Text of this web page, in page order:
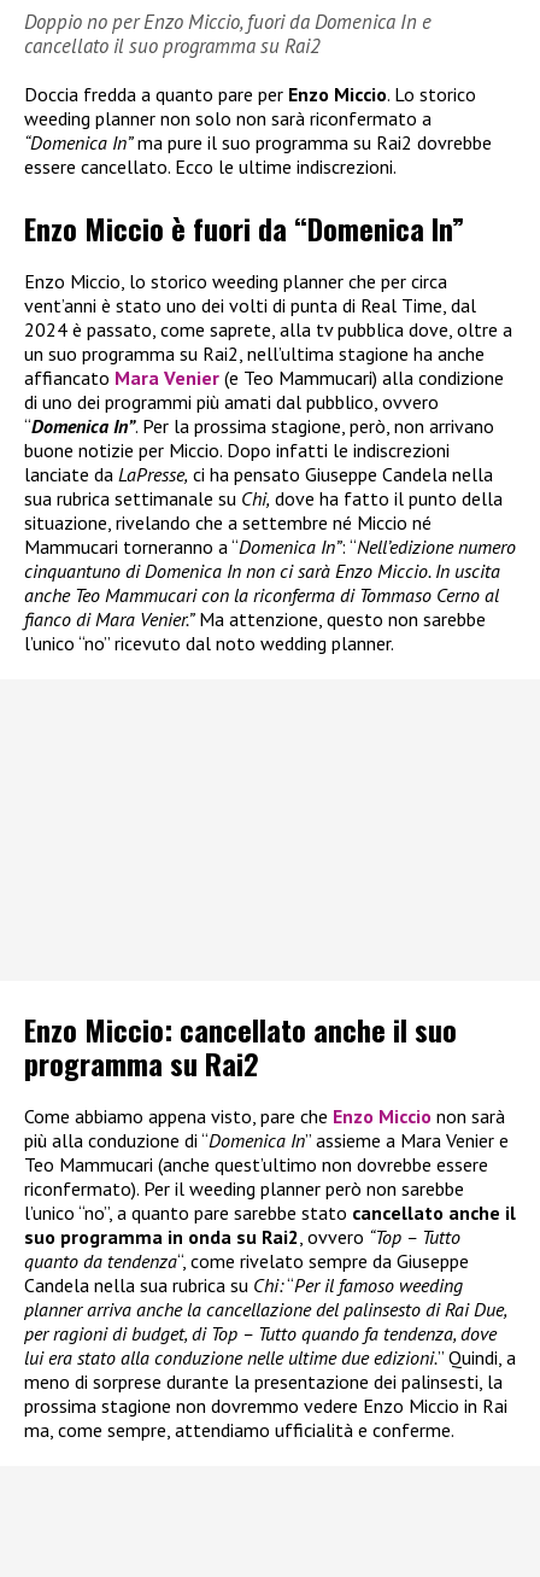
Doppio no per Enzo Miccio, fuori da Domenica In e
cancellato il suo programma su Rai2
Doccia fredda a quanto pare per Enzo Miccio. Lo storico
weeding planner non solo non sarà riconfermato a
“Domenica In”ma pure il suo programma su Rai2 dovrebbe
essere cancellato. Ecco le ultime indiscrezioni.
Enzo Miccio è fuori da “Domenica In”
Enzo Miccio, lo storico weeding planner che per circa
vent’anni è stato uno dei volti di punta di Real Time, dal
2024 è passato, come saprete, alla tv pubblica dove, oltre a
un suo programma su Rai2, nell’ultima stagione ha anche
affiancato Mara Venier (e Teo Mammucari) alla condizione
di uno dei programmi più amati dal pubblico, ovvero
“Domenica In”. Per la prossima stagione, però, non arrivano
buone notizie per Miccio. Dopo infatti le indiscrezioni
lanciate da LaPresse, ci ha pensato Giuseppe Candela nella
sua rubrica settimanale su Chi, dove ha fatto il punto della
situazione, rivelando che a settembre né Miccio né
Mammucari torneranno a “Domenica In”: “Nell’edizione numero
cinquantuno di Domenica In non ci sarà Enzo Miccio. In uscita
anche Teo Mammucari con la riconferma di Tommaso Cerno al
fianco di Mara Venier.”Ma attenzione, questo non sarebbe
l’unico “no” ricevuto dal noto wedding planner.
Enzo Miccio: cancellato anche il suo
programma su Rai2
Come abbiamo appena visto, pare che Enzo Miccio non sarà
più alla conduzione di “Domenica In” assieme a Mara Venier e
Teo Mammucari (anche quest’ultimo non dovrebbe essere
riconfermato). Per il weeding planner però non sarebbe
l’unico “no”, a quanto pare sarebbe stato cancellato anche il
suo programma in onda su Rai2, ovvero “Top – Tutto
quanto da tendenza“, come rivelato sempre da Giuseppe
Candela nella sua rubrica su Chi:“Per il famoso weeding
planner arriva anche la cancellazione del palinsesto di Rai Due,
per ragioni di budget, di Top – Tutto quando fa tendenza, dove
lui era stato alla conduzione nelle ultime due edizioni.” Quindi, a
meno di sorprese durante la presentazione dei palinsesti, la
prossima stagione non dovremmo vedere Enzo Miccio in Rai
ma, come sempre, attendiamo ufficialità e conferme.